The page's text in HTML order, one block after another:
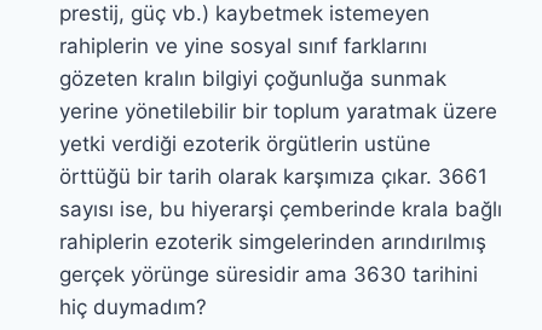
prestij, güç vb.) kaybetmek istemeyen
rahiplerin ve yine sosyal sınıf farklarını
gözeten kralın bilgiyi çoğunluğa sunmak
yerine yönetilebilir bir toplum yaratmak üzere
yetki verdiği ezoterik örgütlerin ustüne
örttüğü bir tarih olarak karşımıza çıkar. 3661
sayısı ise, bu hiyerarşi çemberinde krala bağlı
rahiplerin ezoterik simgelerinden arındırılmış
gerçek yörünge süresidir ama 3630 tarihini
hiç duymadım?